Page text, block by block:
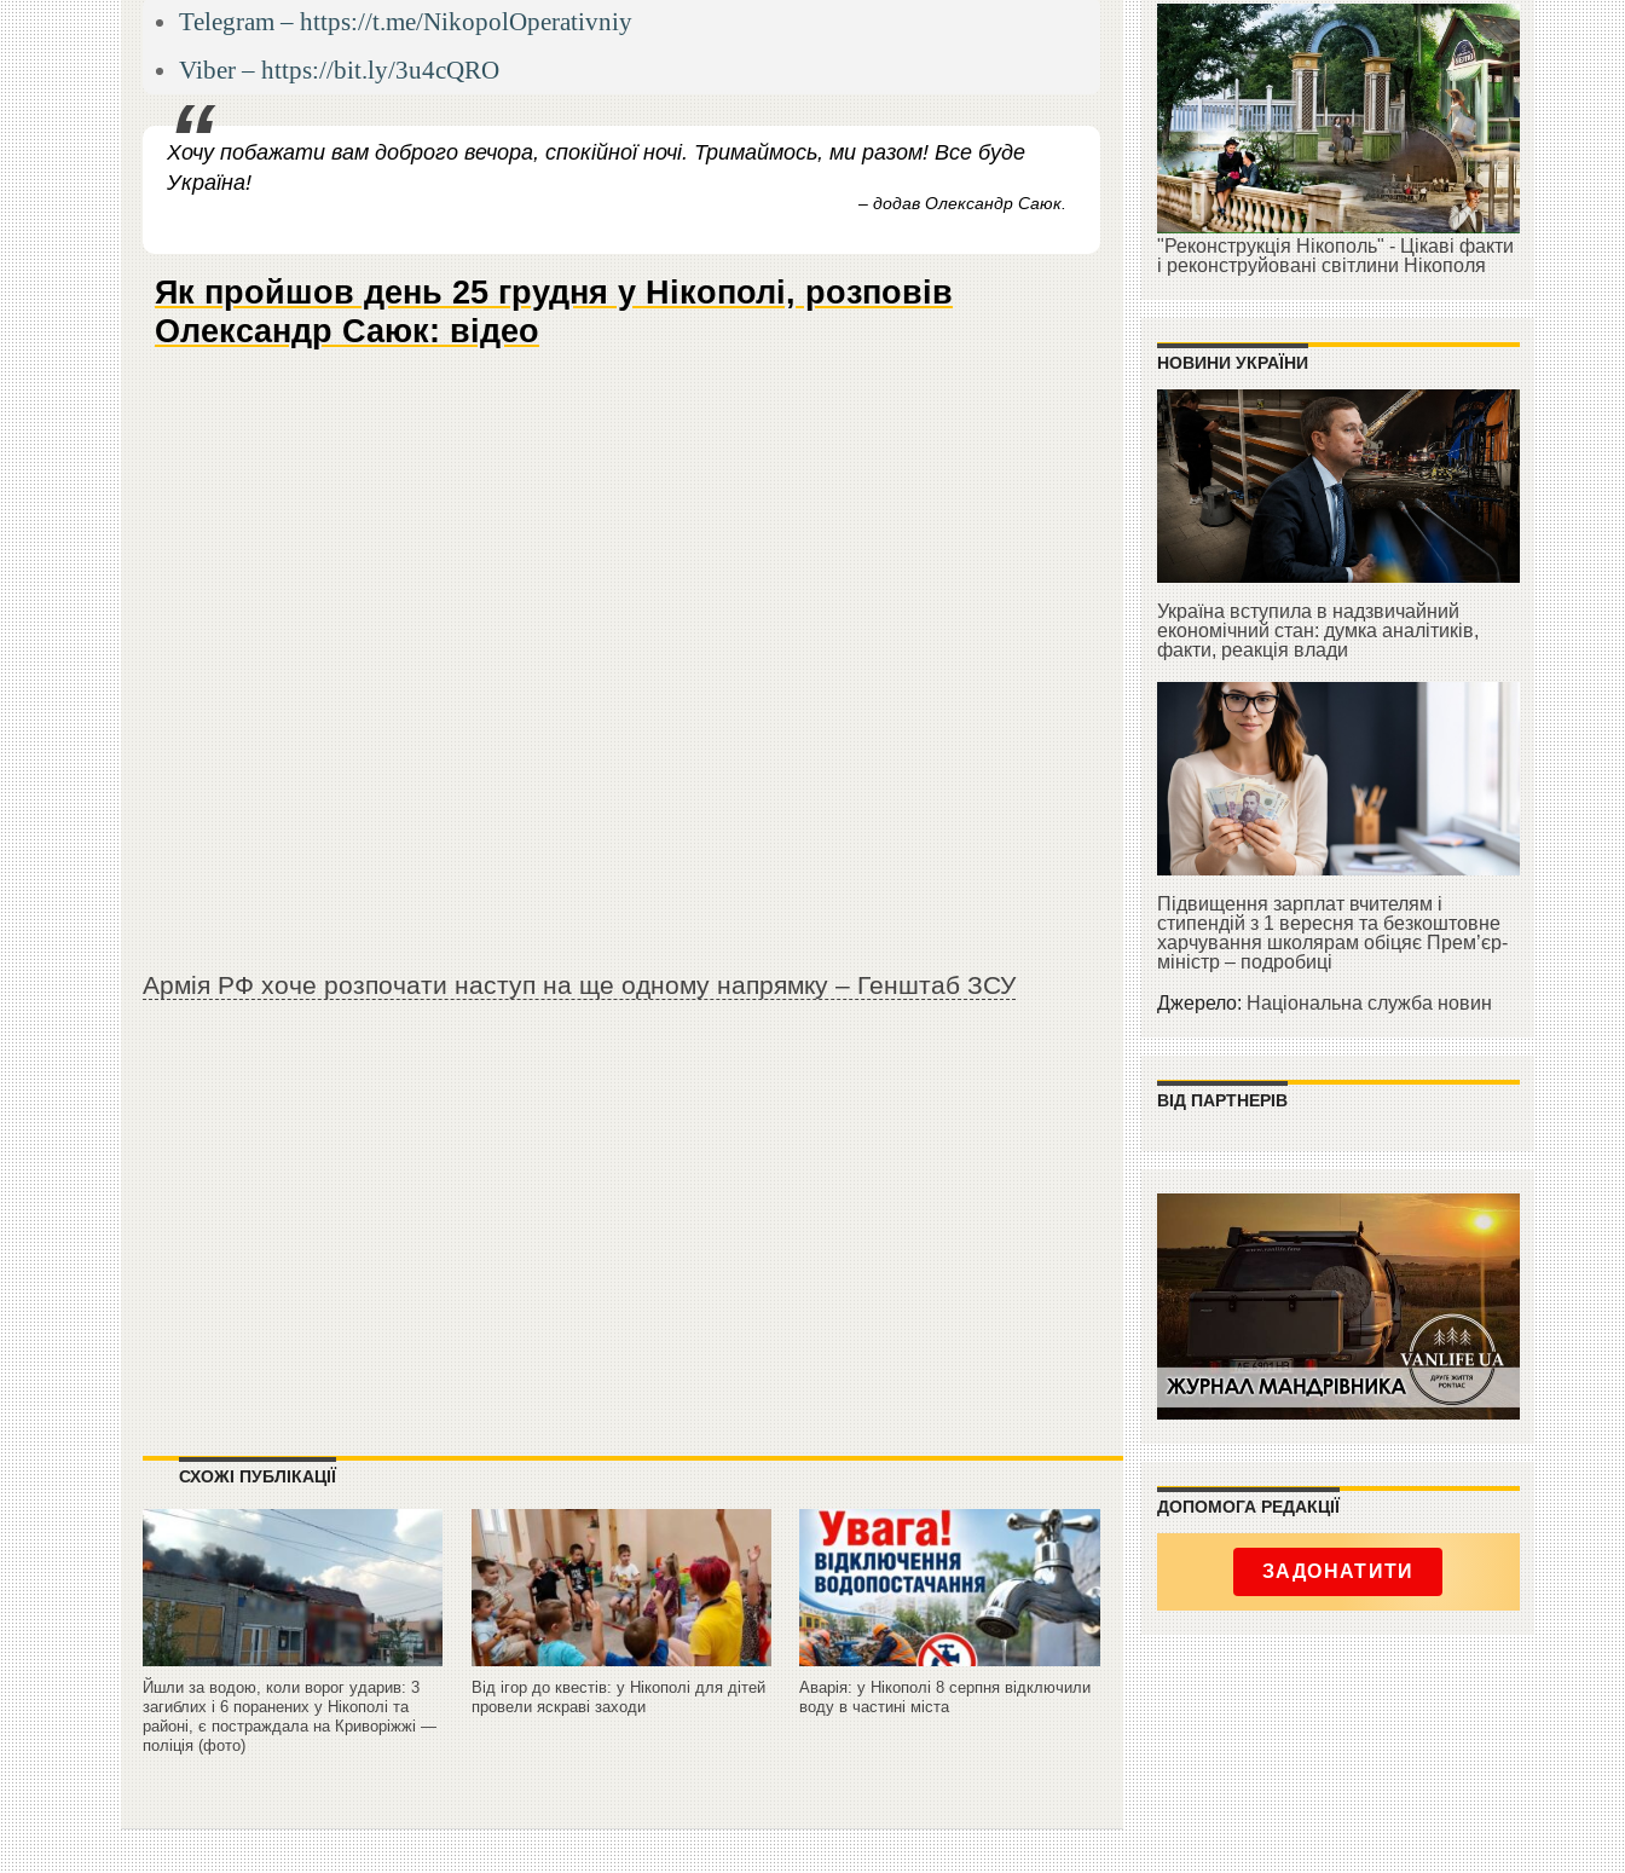
Telegram – https://t.me/NikopolOperativniy
Viber – https://bit.ly/3u4cQRO
Хочу побажати вам доброго вечора, спокійної ночі. Тримаймось, ми разом! Все буде
Україна!
– додав Олександр Саюк.
Як пройшов день 25 грудня у Нікополі, розповів
Олександр Саюк: відео
Армія РФ хоче розпочати наступ на ще одному напрямку – Генштаб ЗСУ
СХОЖІ ПУБЛІКАЦІЇ
Йшли за водою, коли ворог ударив: 3
загиблих і 6 поранених у Нікополі та
районі, є постраждала на Криворіжжі —
поліція (фото)
Від ігор до квестів: у Нікополі для дітей
провели яскраві заходи
Аварія: у Нікополі 8 серпня відключили
воду в частині міста
"Реконструкція Нікополь" - Цікаві факти
і реконструйовані світлини Нікополя
НОВИНИ УКРАЇНИ
Україна вступила в надзвичайний
економічний стан: думка аналітиків,
факти, реакція влади
Підвищення зарплат вчителям і
стипендій з 1 вересня та безкоштовне
харчування школярам обіцяє Прем’єр-
міністр – подробиці
Джерело:Національна служба новин
ВІД ПАРТНЕРІВ
ДОПОМОГА РЕДАКЦІЇ
ЗАДОНАТИТИ